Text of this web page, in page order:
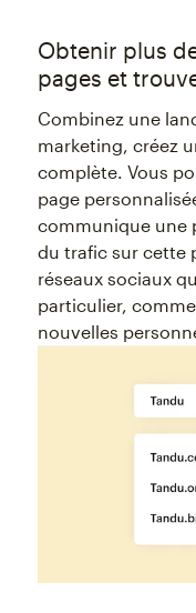
Obtenir plus
pages et
Combinez une
marketing, créez
complète. Vous
page
communique une
du trafic sur cette
réseaux sociaux
particulier,
nouvelles